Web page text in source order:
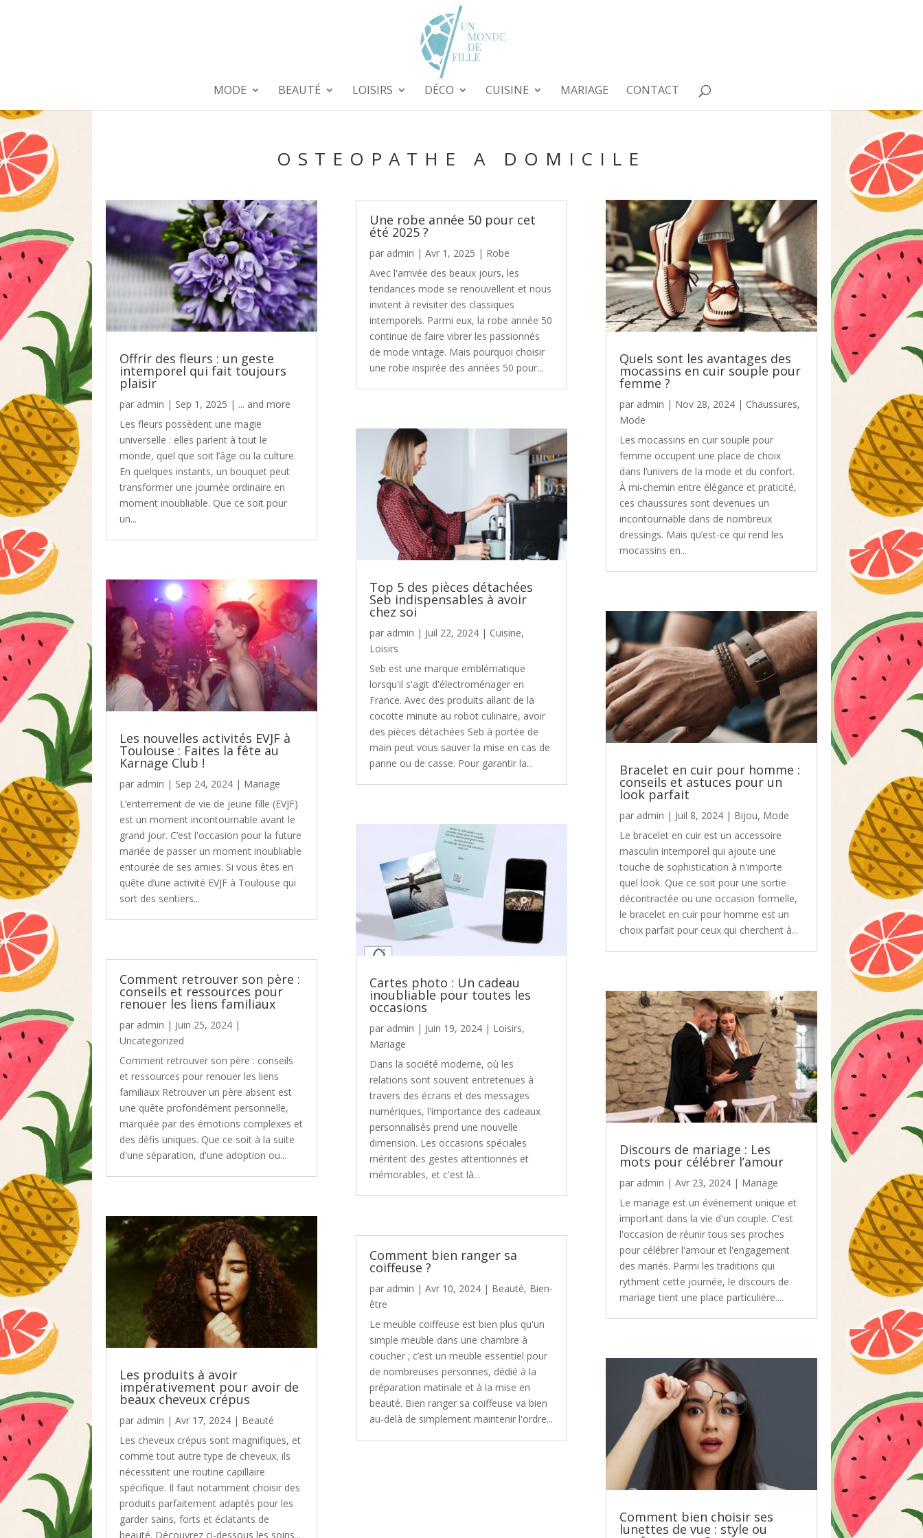
MODE BEAUTÉ LOISIRS DÉCO CUISINE MARIAGE CONTACT
OSTEOPATHE A DOMICILE
Offrir des fleurs : un geste
intemporel qui fait toujours
plaisir
par admin | Sep 1, 2025 | ... and more
Les fleurs possèdent une magie
universelle : elles parlent à tout le
monde, quel que soit l’âge ou la culture.
En quelques instants, un bouquet peut
transformer une journée ordinaire en
moment inoubliable. Que ce soit pour
un...
Les nouvelles activités EVJF à
Toulouse : Faites la fête au
Karnage Club !
par admin | Sep 24, 2024 | Mariage
L’enterrement de vie de jeune fille (EVJF)
est un moment incontournable avant le
grand jour. C’est l'occasion pour la future
mariée de passer un moment inoubliable
entourée de ses amies. Si vous êtes en
quête d’une activité EVJF à Toulouse qui
sort des sentiers...
Comment retrouver son père :
conseils et ressources pour
renouer les liens familiaux
par admin | Juin 25, 2024 |
Uncategorized
Comment retrouver son père : conseils
et ressources pour renouer les liens
familiaux Retrouver un père absent est
une quête profondément personnelle,
marquée par des émotions complexes et
des défis uniques. Que ce soit à la suite
d'une séparation, d'une adoption ou...
Les produits à avoir
impérativement pour avoir de
beaux cheveux crépus
par admin |Avr 17, 2024 | Beauté
Les cheveux crépus sont magnifiques, et
comme tout autre type de cheveux, ils
nécessitent une routine capillaire
spécifique. Il faut notamment choisir des
produits parfaitement adaptés pour les
garder sains, forts et éclatants de
beauté. Découvrez ci-dessous les soins...
Une robe année 50 pour cet
été 2025 ?
par admin |Avr 1, 2025 | Robe
Avec l'arrivée des beaux jours, les
tendances mode se renouvellent et nous
invitent à revisiter des classiques
intemporels. Parmi eux, la robe année 50
continue de faire vibrer les passionnés
de mode vintage. Mais pourquoi choisir
une robe inspirée des années 50 pour...
Top 5 des pièces détachées
Seb indispensables à avoir
chez soi
par admin | Juil 22, 2024 | Cuisine,
Loisirs
Seb est une marque emblématique
lorsqu'il s'agit d'électroménager en
France. Avec des produits allant de la
cocotte minute au robot culinaire, avoir
des pièces détachées Seb à portée de
main peut vous sauver la mise en cas de
panne ou de casse. Pour garantir la...
Cartes photo : Un cadeau
inoubliable pour toutes les
occasions
par admin | Juin 19, 2024 | Loisirs,
Mariage
Dans la société moderne, où les
relations sont souvent entretenues à
travers des écrans et des messages
numériques, l'importance des cadeaux
personnalisés prend une nouvelle
dimension. Les occasions spéciales
méritent des gestes attentionnés et
mémorables, et c'est là...
Comment bien ranger sa
coiffeuse ?
par admin |Avr 10, 2024 | Beauté, Bien-
être
Le meuble coiffeuse est bien plus qu'un
simple meuble dans une chambre à
coucher ; c’est un meuble essentiel pour
de nombreuses personnes, dédié à la
préparation matinale et à la mise en
beauté. Bien ranger sa coiffeuse va bien
au-delà de simplement maintenir l'ordre...
Quels sont les avantages des
mocassins en cuir souple pour
femme ?
par admin | Nov 28, 2024 | Chaussures,
Mode
Les mocassins en cuir souple pour
femme occupent une place de choix
dans l’univers de la mode et du confort.
À mi-chemin entre élégance et praticité,
ces chaussures sont devenues un
incontournable dans de nombreux
dressings. Mais qu’est-ce qui rend les
mocassins en...
Bracelet en cuir pour homme :
conseils et astuces pour un
look parfait
par admin | Juil 8, 2024 | Bijou, Mode
Le bracelet en cuir est un accessoire
masculin intemporel qui ajoute une
touche de sophistication à n'importe
quel look. Que ce soit pour une sortie
décontractée ou une occasion formelle,
le bracelet en cuir pour homme est un
choix parfait pour ceux qui cherchent à...
Discours de mariage : Les
mots pour célébrer l’amour
par admin |Avr 23, 2024 | Mariage
Le mariage est un événement unique et
important dans la vie d'un couple. C'est
l'occasion de réunir tous ses proches
pour célébrer l'amour et l'engagement
des mariés. Parmi les traditions qui
rythment cette journée, le discours de
mariage tient une place particulière....
Comment bien choisir ses
lunettes de vue : style ou